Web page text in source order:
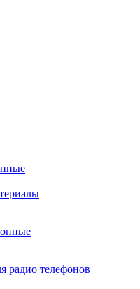
радио телефонов